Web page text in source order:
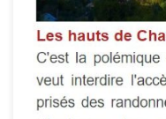
naturels prisés des
Chartreuse. Les
arguments dans Si On